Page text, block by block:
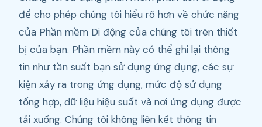
để cho phép chúng tôi hiểu rõ hơn về chức năng
của Phần mềm Di động của chúng tôi trên thiết
bị của bạn. Phần mềm này có thể ghi lại thông
tin như tần suất bạn sử dụng ứng dụng, các sự
kiện xảy ra trong ứng dụng, mức độ sử dụng
tổng hợp, dữ liệu hiệu suất và nơi ứng dụng được
tải xuống. Chúng tôi không liên kết thông tin